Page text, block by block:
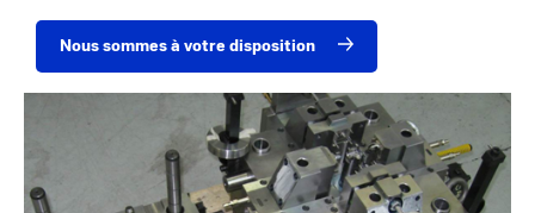
Nous sommes à votre disposition